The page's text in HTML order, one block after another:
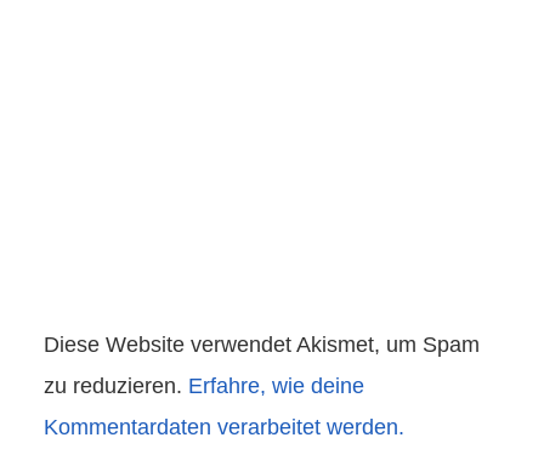
Diese Website verwendet Akismet, um Spam
zu reduzieren. Erfahre, wie deine
Kommentardaten verarbeitet werden.